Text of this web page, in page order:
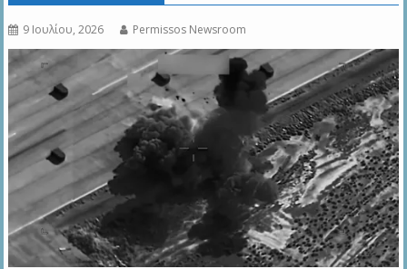
9 Ιουλίου, 2026 Permissos Newsroom